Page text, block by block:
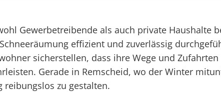
Gewerbetreibende als auch private Haushalte
effizient und zuverlässig
sicherstellen, dass ihre Wege und Zufahrten
Gerade in Remscheid, wo der Winter
reibungslos zu gestalten.